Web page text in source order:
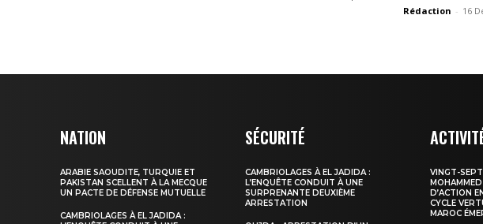
l'information
Rédaction - 16
NATION
ARABIE SAOUDITE, TURQUIE ET
PAKISTAN SCELLENT À LA MECQUE
UN PACTE DE DÉFENSE MUTUELLE
CAMBRIOLAGES À EL JADIDA :
SÉCURITÉ
CAMBRIOLAGES À EL JADIDA :
L’ENQUÊTE CONDUIT À UNE
SURPRENANTE DEUXIÈME
ARRESTATION
VINGT-
D’ACTION
CYCLE
MAROC